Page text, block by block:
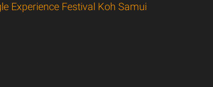
Experience Festival Koh Samui